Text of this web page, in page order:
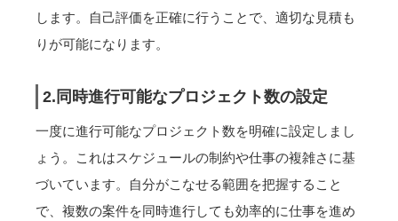
します。自己評価を正確に行うことで、適切な見積も
りが可能になります。
2.同時進行可能なプロジェクト数の設定
一度に進行可能なプロジェクト数を明確に設定しまし
ょう。これはスケジュールの制約や仕事の複雑さに基
づいています。自分がこなせる範囲を把握すること
で、複数の案件を同時進行しても効率的に仕事を進め